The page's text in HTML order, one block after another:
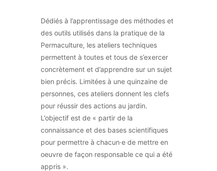
Dédiés à l’apprentissage des méthodes et
des outils utilisés dans la pratique de la
Permaculture, les ateliers techniques
permettent à toutes et tous de s’exercer
concrètement et d’apprendre sur un sujet
bien précis. Limitées à une quinzaine de
personnes, ces ateliers donnent les clefs
pour réussir des actions au jardin.
L’objectif est de « partir de la
connaissance et des bases scientifiques
pour permettre à chacun·e de mettre en
oeuvre de façon responsable ce qui a été
appris ».